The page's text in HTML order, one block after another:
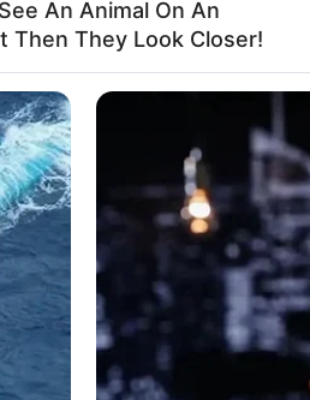
Manantiales del
del grupo criminal los
de edad,recibió varias
An Animal On An
Then They Look Closer!